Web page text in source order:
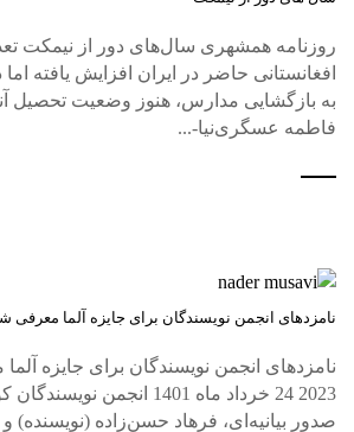
روزنامه همشهری سال‌های دور از نیمکت
افغانستانی حاضر در ایران افزایش یافته
به بازگشایی مدارس، هنوز وضعیت
فاطمه عسگری‌نیا-...
نامزدهای انجمن نویسندگان برای جایزه آلما معرفی شدند
نامزدهای انجمن نویسندگان برای جایزه
2023 24 خرداد ماه 1401 انجمن
صدور بیانیه‌ای، فرهاد حسن‌زاده (نویسنده)